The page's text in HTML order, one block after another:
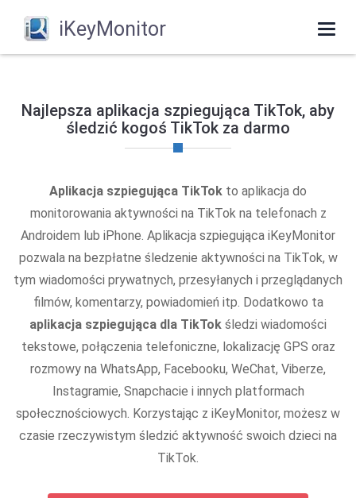
iKeyMonitor
Najlepsza aplikacja szpiegująca TikTok, aby
śledzić kogoś TikTok za darmo
Aplikacja szpiegująca TikTok to aplikacja do
monitorowania aktywności na TikTok na telefonach z
Androidem lub iPhone. Aplikacja szpiegująca iKeyMonitor
pozwala na bezpłatne śledzenie aktywności na TikTok, w
tym wiadomości prywatnych, przesyłanych i przeglądanych
filmów, komentarzy, powiadomień itp. Dodatkowo ta
aplikacja szpiegująca dla TikTok śledzi wiadomości
tekstowe, połączenia telefoniczne, lokalizację GPS oraz
rozmowy na WhatsApp, Facebooku, WeChat, Viberze,
Instagramie, Snapchacie i innych platformach
społecznościowych. Korzystając z iKeyMonitor, możesz w
czasie rzeczywistym śledzić aktywność swoich dzieci na
TikTok.